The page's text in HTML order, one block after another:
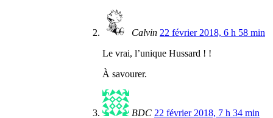
Calvin 22 février 2018, 6 h 58 min
Le vrai, l’unique Hussard ! !
À savourer.
BDC 22 février 2018, 7 h 34 min